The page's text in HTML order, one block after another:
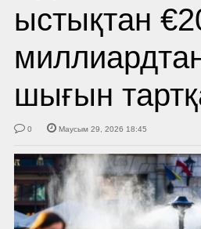
ыстықтан
шығын
0 Маусым 29, 2026 18:45